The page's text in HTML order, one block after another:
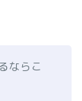
ならこ